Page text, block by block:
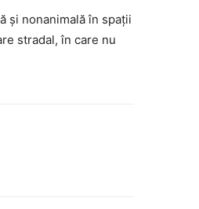
și nonanimală în spații
stradal, în care nu